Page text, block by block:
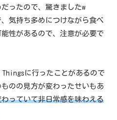
ったので、驚きましたw
気持ち多めにつけながら食べ
性があるので、注意が必要で
に行ったことがあるので
のの見方が変わったせいもあ
っていて非日常感を味わえる